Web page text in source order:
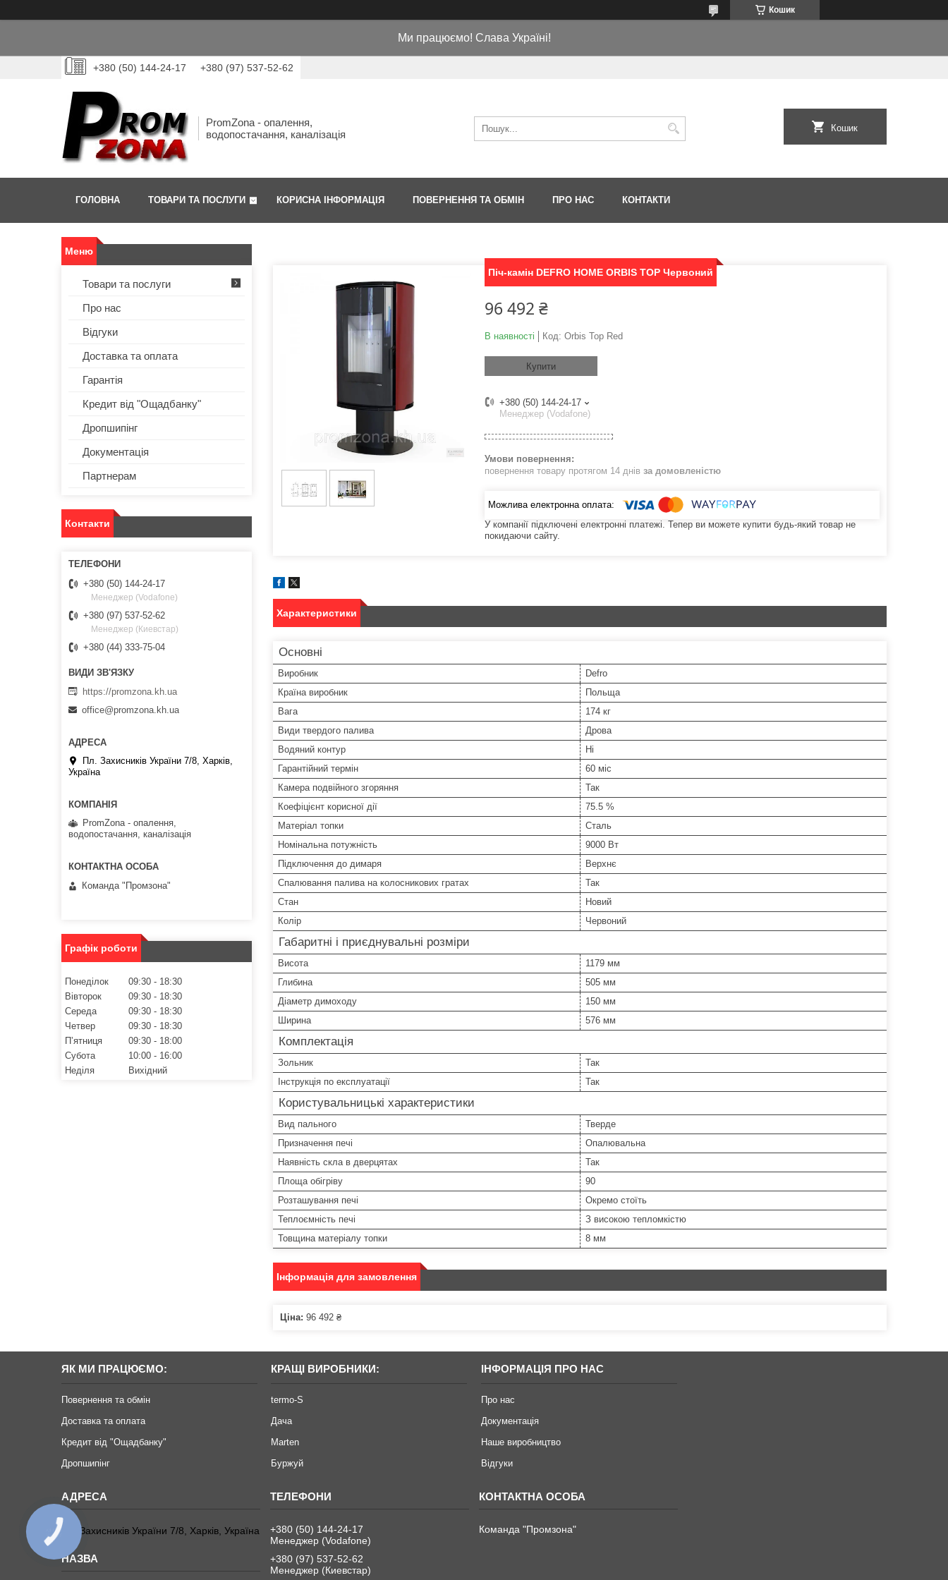
Кошик
Ми працюємо! Слава Україні!
+380 (50) 144-24-17 +380 (97) 537-52-62
PromZona - опалення,
водопостачання, каналізація
Кошик
ГОЛОВНА ТОВАРИ ТА ПОСЛУГИ КОРИСНА ІНФОРМАЦІЯ ПОВЕРНЕННЯ ТА ОБМІН ПРО НАС КОНТАКТИ
Піч-камін DEFRO HOME ORBIS TOP Червоний
96 492 ₴
В наявності Код: Orbis Top Red
Купити
+380 (50) 144-24-17
Менеджер (Vodafone)
повернення товару протягом 14 днів за домовленістю
У компанії підключені електронні платежі. Тепер ви можете купити будь-який товар не
покидаючи сайту.
Характеристики
Основні
Виробник
Defro
Країна виробник
Польща
Вага
174 кг
Види твердого палива
Дрова
Водяний контур
Ні
Гарантійний термін
60 міс
Камера подвійного згоряння
Так
Коефіцієнт корисної дії
75.5 %
Матеріал топки
Сталь
Номінальна потужність
9000 Вт
Підключення до димаря
Верхнє
Спалювання палива на колосникових гратах
Так
Стан
Новий
Колір
Червоний
Габаритні і приєднувальні розміри
Висота
1179 мм
Глибина
505 мм
Діаметр димоходу
150 мм
Ширина
576 мм
Комплектація
Зольник
Так
Інструкція по експлуатації
Так
Користувальницькі характеристики
Вид пального
Тверде
Призначення печі
Опалювальна
Наявність скла в дверцятах
Так
Площа обігріву
90
Розташування печі
Окремо стоїть
Теплоємність печі
З високою тепломкістю
Товщина матеріалу топки
8 мм
Інформація для замовлення
Ціна: 96 492 ₴
Товари та послуги
Про нас
Відгуки
Доставка та оплата
Гарантія
Кредит від "Ощадбанку"
Дропшипінг
Документація
Партнерам
Контакти
+380 (50) 144-24-17
Менеджер (Vodafone)
+380 (97) 537-52-62
Менеджер (Киевстар)
+380 (44) 333-75-04
https://promzona.kh.ua
office@promzona.kh.ua
Пл. Захисників України 7/8, Харків,
Україна
PromZona - опалення,
водопостачання, каналізація
Команда "Промзона"
Графік роботи
Понеділок 09:30
18:30
Вівторок
09:30
18:30
Середа
09:30
18:30
Четвер
09:30
18:30
Пʼятниця
09:30
18:00
Субота
10:00
16:00
Неділя
Вихідний
ЯК МИ ПРАЦЮЄМО:
Повернення та обмін
Доставка та оплата
Кредит від "Ощадбанку"
Дропшипінг
КРАЩІ ВИРОБНИКИ:
termo-S
Дача
Marten
Буржуй
ІНФОРМАЦІЯ ПРО НАС
Про нас
Документація
Наше виробництво
Відгуки
Пл. Захисників України 7/8, Харків, Україна
+380 (50) 144-24-17
Менеджер (Vodafone)
+380 (97) 537-52-62
Менеджер (Киевстар)
Команда "Промзона"
КНОПКА
ЗВ'ЯЗКУ